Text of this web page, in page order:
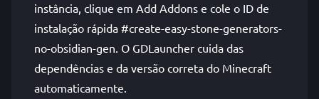
instância, clique em Add Addons e cole o ID de
instalação rápida #create-easy-stone-generators-
no-obsidian-gen. O GDLauncher cuida das
dependências e da versão correta do Minecraft
automaticamente.